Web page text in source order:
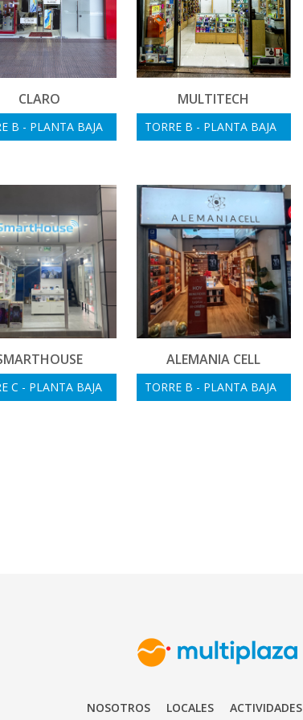
CLARO
B - PLANTA BAJA
MULTITECH
TORRE B - PLANTA BAJA
C - PLANTA BAJA
ALEMANIA CELL
TORRE B - PLANTA BAJA
NOSOTROS LOCALES ACTIVIDADES